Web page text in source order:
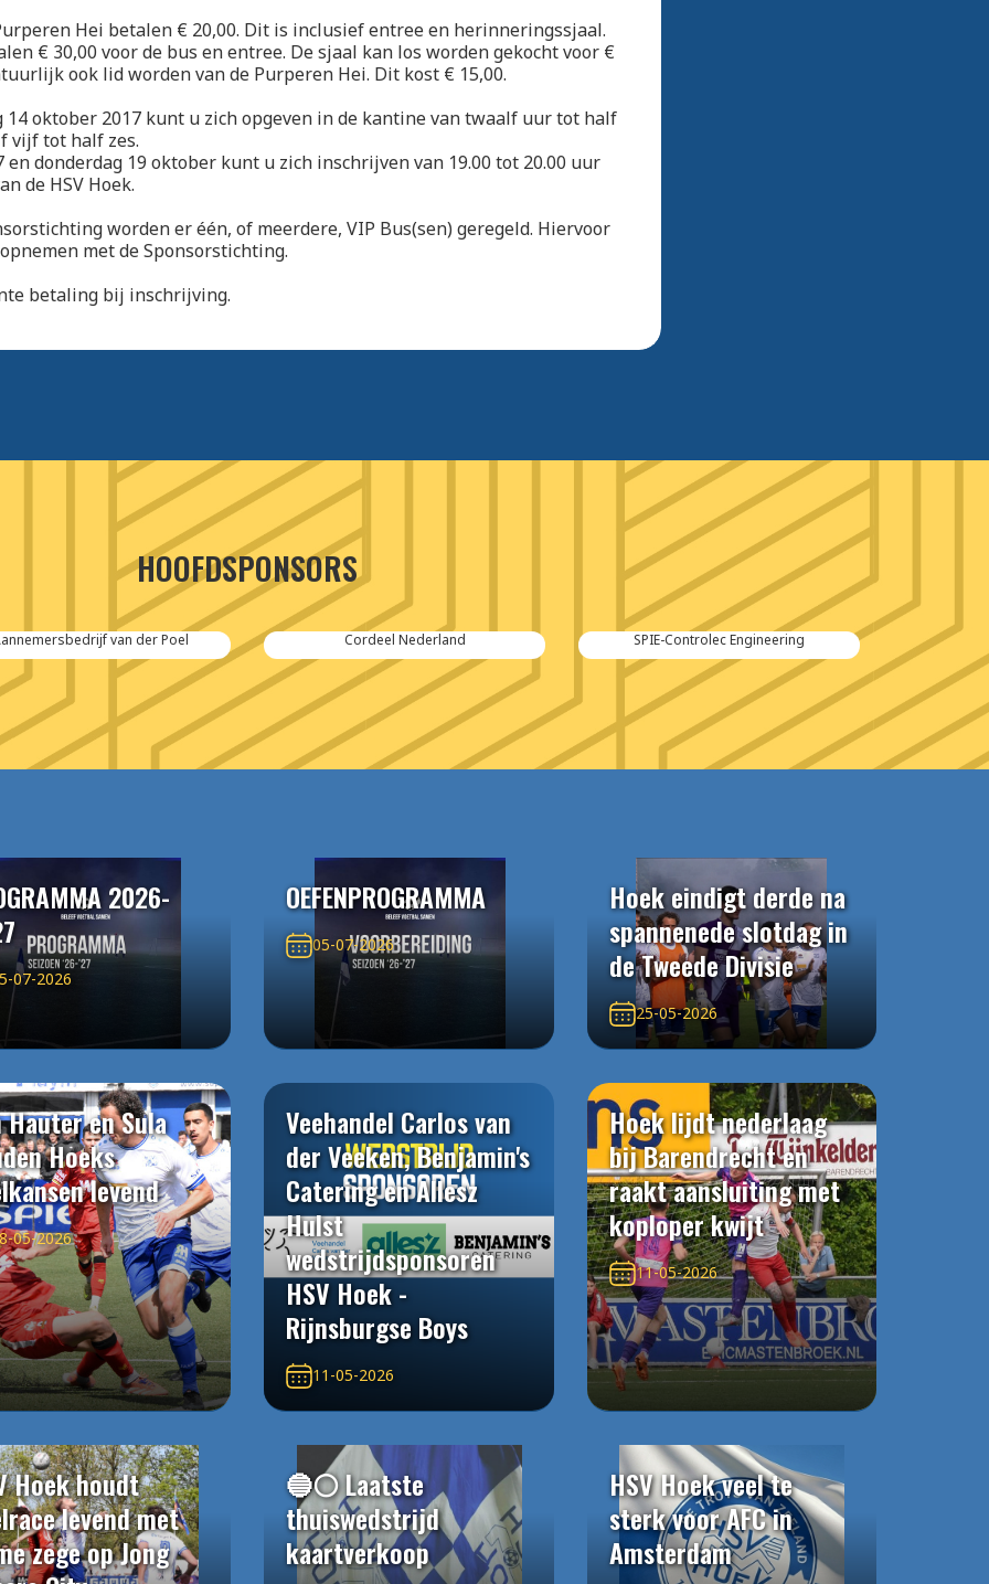
Hei betalen € 20,00. Dit is inclusief entree en herinneringssjaal.
€ 30,00 voor de bus en entree. De sjaal kan los worden gekocht voor €
ook lid worden van de Purperen Hei. Dit kost € 15,00.
14 oktober 2017 kunt u zich opgeven in de kantine van twaalf uur tot half
vijf tot half zes.
en donderdag 19 oktober kunt u zich inschrijven van 19.00 tot 20.00 uur
de HSV Hoek.
worden er één, of meerdere, VIP Bus(sen) geregeld. Hiervoor
met de Sponsorstichting.
betaling bij inschrijving.
HOOFDSPONSORS
Cordeel Nederland SPIE-Controlec Engineering Kraker Trailers
2026-
07-2026
OEFENPROGRAMMA
05-07-2026
Hoek eindigt derde na
spannenede slotdag in
de Tweede Divisie
25-05-2026
Hauter en Sula
Hoeks
levend
05-2026
Veehandel Carlos van
der Veeken, Benjamin's
Catering en Allesz
Hulst
wedstrijdsponsoren
HSV Hoek -
Rijnsburgse Boys
11-05-2026
Hoek lijdt nederlaag
bij Barendrecht en
raakt aansluiting met
koploper kwijt
11-05-2026
Hoek houdt
levend met
zege op Jong
🔵⚪️ Laatste
thuiswedstrijd
kaartverkoop
HSV Hoek veel te
sterk voor AFC in
Amsterdam